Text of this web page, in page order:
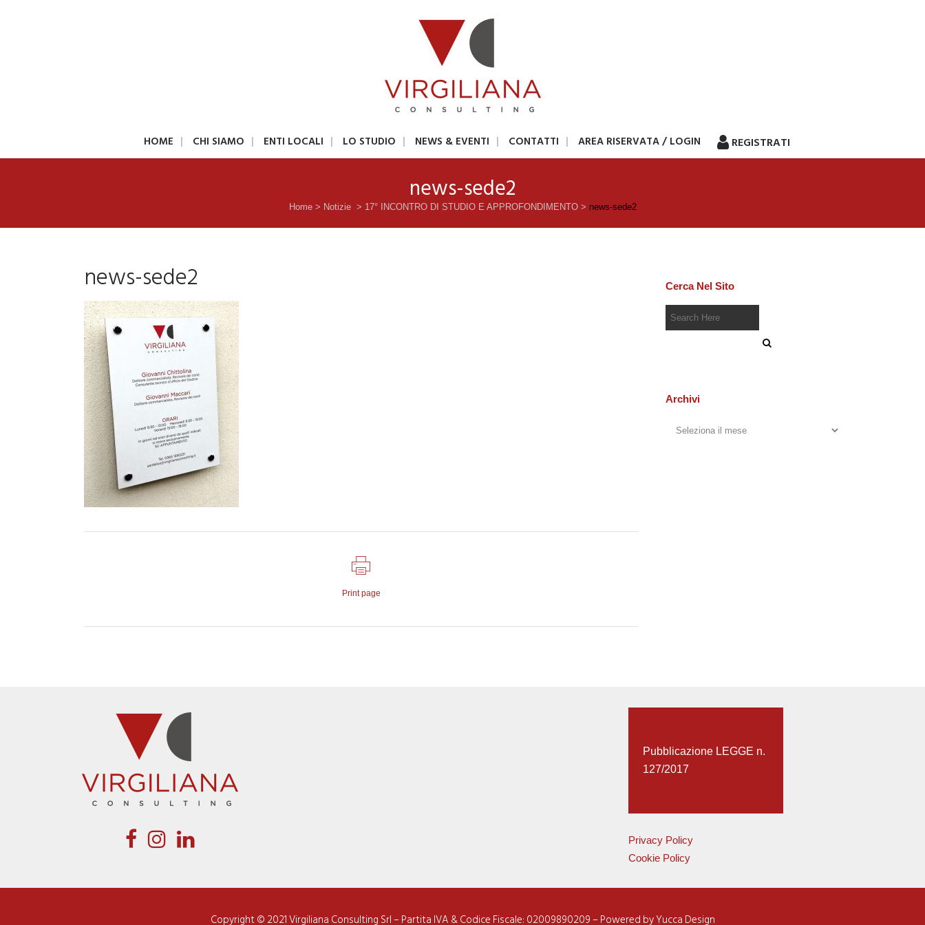
HOME CHI SIAMO ENTI LOCALI LO STUDIO NEWS & EVENTI CONTATTI AREA RISERVATA / LOGIN REGISTRATI
news-sede2
Home> Notizie > 17° INCONTRO DI STUDIO E APPROFONDIMENTO> news-sede2
news-sede2
Print page
Cerca Nel Sito
Archivi
Archivi
Pubblicazione LEGGE n.
127/2017
Privacy Policy
Cookie Policy
Copyright © 2021 Virgiliana Consulting Srl – Partita IVA & Codice Fiscale: 02009890209 – Powered byYucca Design